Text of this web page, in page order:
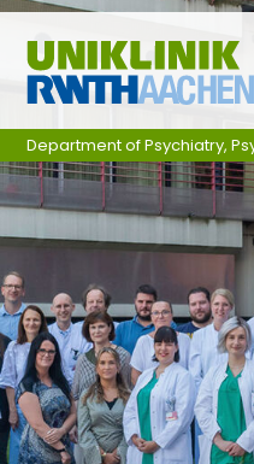
Skip navigation
Department of Psychiatry,